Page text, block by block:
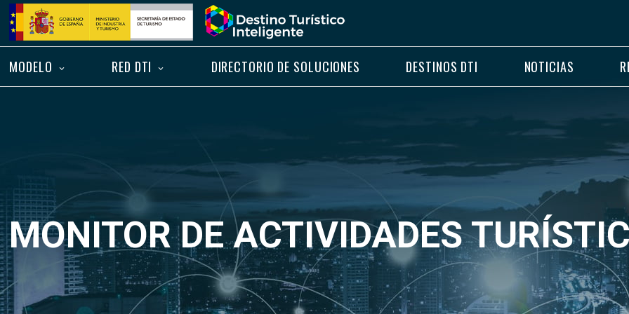
Saltar
contenido
Inicio
MODELO RED DTI DIRECTORIO DE SOLUCIONES DESTINOS DTI NOTICIAS
MONITOR DE ACTIVIDADES